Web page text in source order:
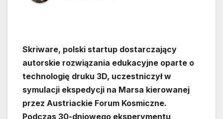
Skriware, polski startup dostarczający
autorskie rozwiązania edukacyjne oparte o
technologię druku 3D, uczestniczył w
symulacji ekspedycji na Marsa kierowanej
przez Austriackie Forum Kosmiczne.
Podczas 30-dniowego eksperymentu